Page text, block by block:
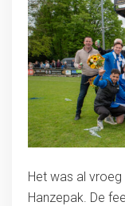
Het was al
Hanzepak. De